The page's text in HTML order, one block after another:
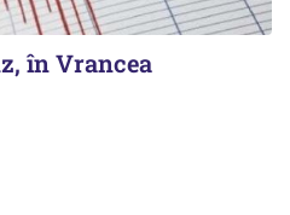
în Vrancea